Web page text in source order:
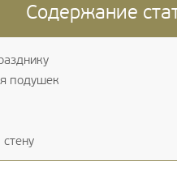
Содержание
подушек